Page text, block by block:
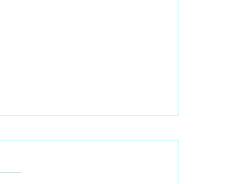
固還會繼續 - 2026 - 08